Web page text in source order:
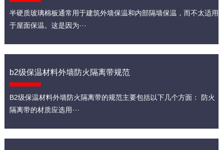
半硬质玻璃棉板通常用于建筑外墙保温和内部隔墙保温，而不太适用
于屋面保温。这是因为···
b2级保温材料外墙防火隔离带规范
B2级保温材料外墙防火隔离带的规范主要包括以下几个方面： 防火
隔离带的材质应选用···